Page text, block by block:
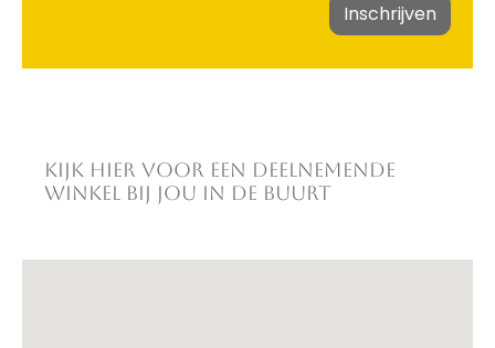
Kijk hier voor een deelnemende
winkel bij jou in de buurt